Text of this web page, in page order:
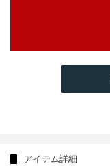
アイテム詳細